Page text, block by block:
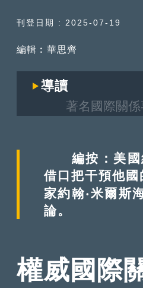
刊登日期 : 2025-07-19
編輯︰華思齊
導讀
著名國際關係專
進行深度討論，
討論，標題和內
編按：美國
借口把干預他
家約翰‧米爾斯
論。
權威國際